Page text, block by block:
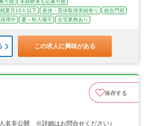
可能
未経験者も応募可能
残業月10ｈ以下 産休・育休取得実績有り
総合門前
用中 夏～秋入職可 在宅業務あり
この求人に興味がある
保存する
名非公開 ※詳細はお問合せください）